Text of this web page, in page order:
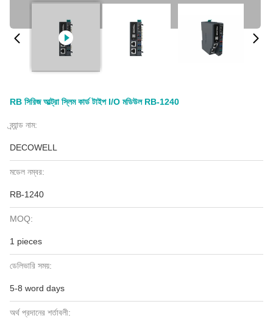
RB সিরিজ আল্ট্রা স্লিম কার্ড টাইপ I/O মডিউল RB-1240
ব্র্যান্ড নাম:
DECOWELL
মডেল নম্বর:
RB-1240
MOQ:
1 pieces
ডেলিভারি সময়:
5-8 word days
অর্থ প্রদানের শর্তাবলী: